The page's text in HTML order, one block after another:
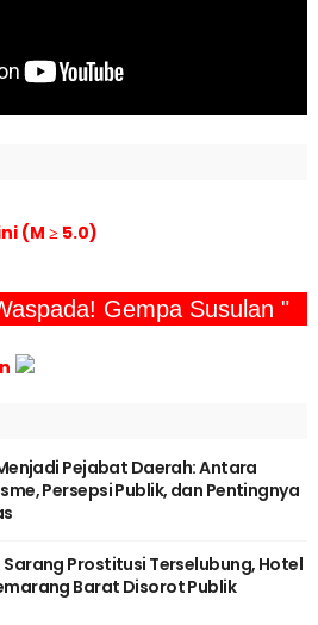
(M ≥ 5.0)
Gempa Susulan "
Pejabat Daerah: Antara
Persepsi Publik, dan Pentingnya
Prostitusi Terselubung, Hotel
Barat Disorot Publik